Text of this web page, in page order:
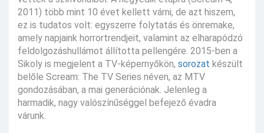
2011) több mint 10 évet kellett várni, de azt hiszem,
ez is tudatos volt: egyszerre folytatás és önremake,
amely napjaink horrortrendjeit, valamint az elharapódzó
feldolgozáshullámot állította pellengére. 2015-ben a
Sikoly is megjelent a TV-képernyőkön, sorozat készült
belőle Scream: The TV Series néven, az MTV
gondozásában, a mai generációnak. Jelenleg a
harmadik, nagy valószínűséggel befejező évadra
várunk.